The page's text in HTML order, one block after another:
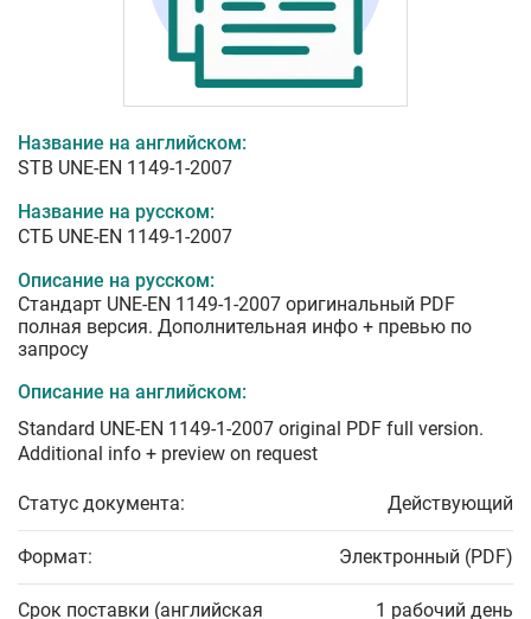
Название на английском:
STB UNE-EN 1149-1-2007
Название на русском:
СТБ UNE-EN 1149-1-2007
Описание на русском:
Стандарт UNE-EN 1149-1-2007 оригинальный PDF
полная версия. Дополнительная инфо + превью по
запросу
Описание на английском:
Standard UNE-EN 1149-1-2007 original PDF full version.
Additional info + preview on request
Статус документа: Действующий
Формат: Электронный (PDF)
Срок поставки (английская
1 рабочий день